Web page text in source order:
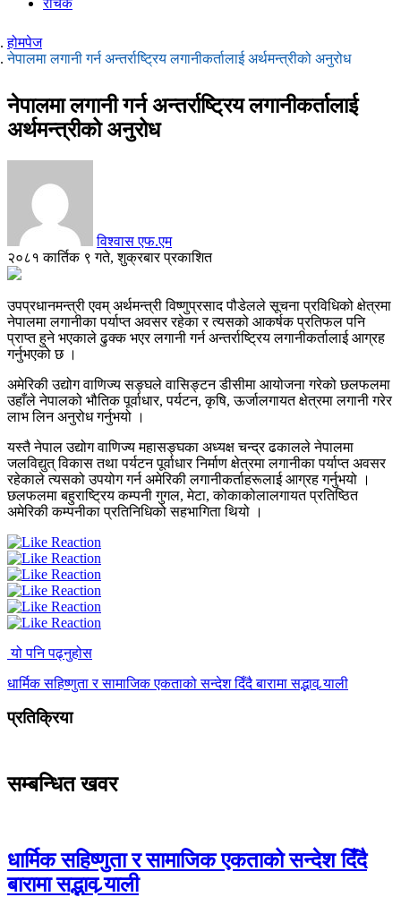
रोचक
होमपेज
नेपालमा लगानी गर्न अन्तर्राष्ट्रिय लगानीकर्तालाई अर्थमन्त्रीको अनुरोध
नेपालमा लगानी गर्न अन्तर्राष्ट्रिय लगानीकर्तालाई
अर्थमन्त्रीको अनुरोध
विश्वास एफ.एम
२०८१ कार्तिक ९ गते, शुक्रबार प्रकाशित
उपप्रधानमन्त्री एवम् अर्थमन्त्री विष्णुप्रसाद पौडेलले सूचना प्रविधिको क्षेत्रमा
नेपालमा लगानीका पर्याप्त अवसर रहेका र त्यसको आकर्षक प्रतिफल पनि
प्राप्त हुने भएकाले ढुक्क भएर लगानी गर्न अन्तर्राष्ट्रिय लगानीकर्तालाई आग्रह
गर्नुभएको छ ।
अमेरिकी उद्योग वाणिज्य सङ्घले वासिङ्टन डीसीमा आयोजना गरेको छलफलमा
उहाँले नेपालको भौतिक पूर्वाधार, पर्यटन, कृषि, ऊर्जालगायत क्षेत्रमा लगानी गरेर
लाभ लिन अनुरोध गर्नुभयो ।
यस्तै नेपाल उद्योग वाणिज्य महासङ्घका अध्यक्ष चन्द्र ढकालले नेपालमा
जलविद्युत् विकास तथा पर्यटन पूर्वाधार निर्माण क्षेत्रमा लगानीका पर्याप्त अवसर
रहेकाले त्यसको उपयोग गर्न अमेरिकी लगानीकर्ताहरूलाई आग्रह गर्नुभयो ।
छलफलमा बहुराष्ट्रिय कम्पनी गुगल, मेटा, कोकाकोलालगायत प्रतिष्ठित
अमेरिकी कम्पनीका प्रतिनिधिको सहभागिता थियो ।
यो पनि पढ्नुहोस
धार्मिक सहिष्णुता र सामाजिक एकताको सन्देश दिँदै बारामा सद्भाव र्‍याली
प्रतिक्रिया
सम्बन्धित खवर
धार्मिक सहिष्णुता र सामाजिक एकताको सन्देश दिँदै
बारामा सद्भाव र्‍याली